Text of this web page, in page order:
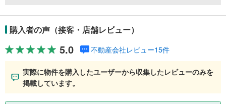
購入者の声（接客・店舗レビュー）
5.0 不動産会社レビュー15件
実際に物件を購入したユーザーから収集したレビューのみを
掲載しています。